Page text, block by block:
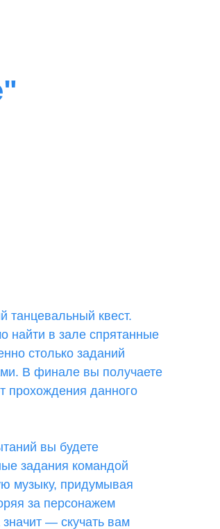
танцевальный квест.
найти в зале спрятанные
столько заданий
В финале вы получаете
прохождения данного
вы будете
задания командой
музыку, придумывая
за персонажем
— скучать вам